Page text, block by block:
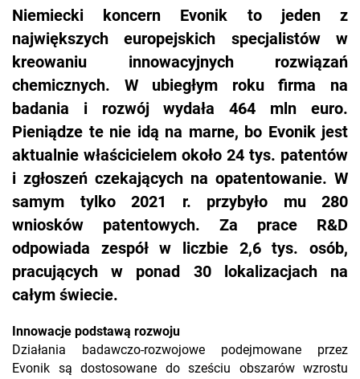
Niemiecki koncern Evonik to jeden z
największych europejskich specjalistów w
kreowaniu innowacyjnych rozwiązań
chemicznych. W ubiegłym roku firma na
badania i rozwój wydała 464 mln euro.
Pieniądze te nie idą na marne, bo Evonik jest
aktualnie właścicielem około 24 tys. patentów
i zgłoszeń czekających na opatentowanie. W
samym tylko 2021 r. przybyło mu 280
wniosków patentowych. Za prace R&D
odpowiada zespół w liczbie 2,6 tys. osób,
pracujących w ponad 30 lokalizacjach na
całym świecie.
Innowacje podstawą rozwoju
Działania badawczo-rozwojowe podejmowane przez
Evonik są dostosowane do sześciu obszarów wzrostu